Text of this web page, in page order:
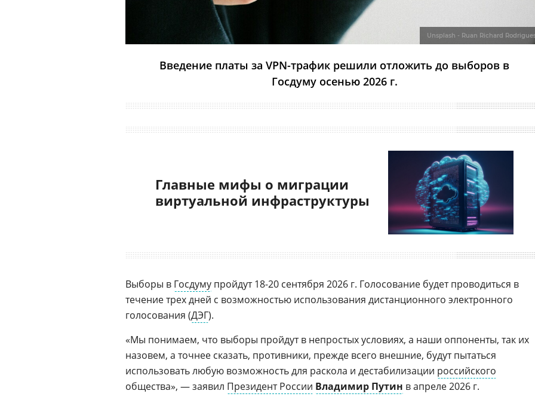
Unsplash - Ruan Richard
Введение платы за VPN-трафик решили отложить до выборов в
Госдуму осенью 2026 г.
Главные мифы о миграции
виртуальной инфраструктуры
Выборы в Госдуму пройдут 18-20 сентября 2026 г. Голосование будет проводиться в
течение трех дней с возможностью использования дистанционного электронного
голосования (ДЭГ).
«Мы понимаем, что выборы пройдут в непростых условиях, а наши оппоненты, так их
назовем, а точнее сказать, противники, прежде всего внешние, будут пытаться
использовать любую возможность для раскола и дестабилизации российского
общества», — заявил Президент России Владимир Путин в апреле 2026 г.